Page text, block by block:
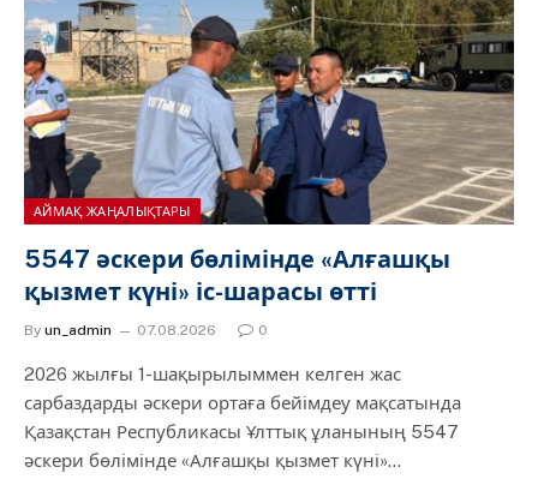
АЙМАҚ ЖАҢАЛЫҚТАРЫ
5547 әскери бөлімінде «Алғашқы
қызмет күні» іс-шарасы өтті
By un_admin 07.08.2026 0
2026 жылғы 1-шақырылыммен келген жас
сарбаздарды әскери ортаға бейімдеу мақсатында
Қазақстан Республикасы Ұлттық ұланының 5547
әскери бөлімінде «Алғашқы қызмет күні»…